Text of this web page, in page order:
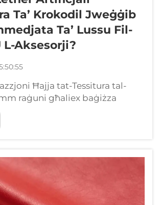
Ta’ Krokodil Jweġġib
Ta’ Lussu Fil-
L-Aksesorji?
Ħajja tat-Tessitura tal-
raġuni għaliex baġiżza
krokodil tistenna lilik meta
il-baħar ta’ butiqa. Ħafna
bħal ‘branding’ jew